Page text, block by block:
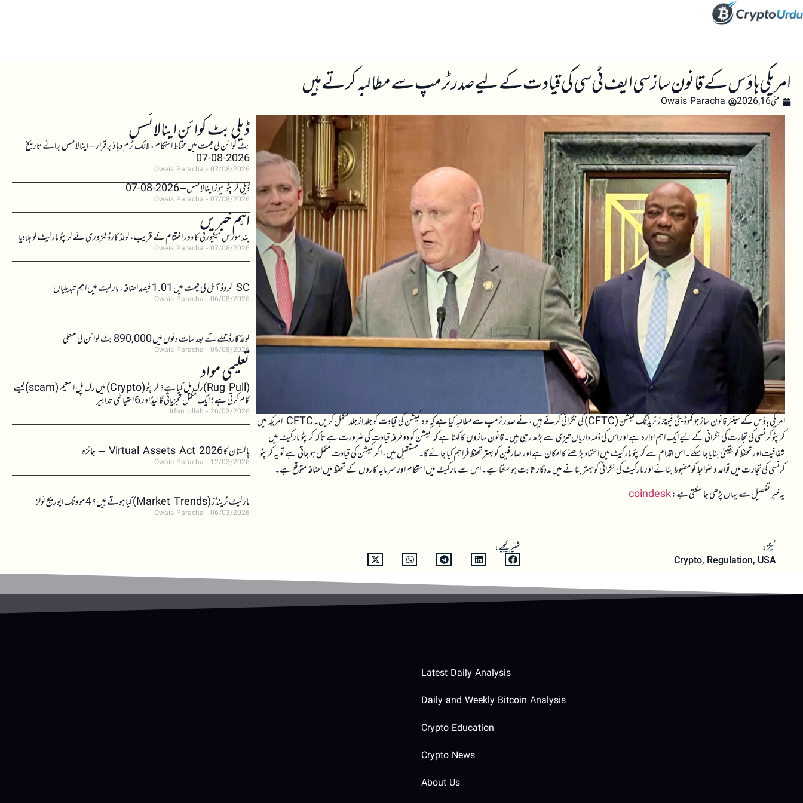
امریکی ہاؤس کے قانون ساز سی ایف ٹی سی کی قیادت کے لیے صدر ٹرمپ سے مطالبہ کرتے ہیں
مئی 16, 2026 Owais Paracha
امریکی ہاؤس کے سینئر قانون ساز جو کموڈیٹی فیوچرز ٹریڈنگ کمیشن (CFTC) کی نگرانی کرتے ہیں، نے صدر ٹرمپ سے مطالبہ کیا ہے کہ وہ کمیشن کی قیادت کو جلد از جلد مکمل کریں۔ CFTC امریکہ میں
کرپٹو کرنسی کی تجارت کی نگرانی کے لیے ایک اہم ادارہ ہے اور اس کی ذمہ داریاں تیزی سے بڑھ رہی ہیں۔ قانون سازوں کا کہنا ہے کہ کمیشن کو دوطرفہ قیادت کی ضرورت ہے تاکہ کرپٹو مارکیٹ میں
شفافیت اور تحفظ کو یقینی بنایا جا سکے۔ اس اقدام سے کرپٹو مارکیٹ میں اعتماد بڑھنے کا امکان ہے اور صارفین کو بہتر تحفظ فراہم کیا جائے گا۔ مستقبل میں، اگر کمیشن کی قیادت مکمل ہو جاتی ہے تو یہ کرپٹو
کرنسی کی تجارت میں قواعد و ضوابط کو مضبوط بنانے اور مارکیٹ کی نگرانی کو بہتر بنانے میں مددگار ثابت ہو سکتا ہے۔ اس سے مارکیٹ میں استحکام اور سرمایہ کاروں کے تحفظ میں اضافہ متوقع ہے۔
یہ خبر تفصیل سے یہاں پڑھی جا سکتی ہے:coindesk
ٹیگز:
Crypto, Regulation, USA
شئیر کیجیے:
ڈیلی بٹ کوائن اینالائسس
بٹ کوائن کی قیمت میں محتاط استحکام، لانگ ٹرم دباؤ برقرار – اینالائسس برائے تاریخ
2026-08-07
Owais Paracha 07/08/2026
ڈیلی کرپٹو نیوز اینالائسس – 2026-08-07
Owais Paracha 07/08/2026
اہم خبریں
بند سورس سیکیورٹی کا دور اختتام کے قریب، کولڈ کارڈ کمزوری نے کرپٹو مارکیٹ کو ہلا دیا
Owais Paracha 07/08/2026
SC کروڈ آئل کی قیمت میں 1.01 فیصد اضافہ، مارکیٹ میں اہم تبدیلیاں
Owais Paracha 06/08/2026
کولڈکارڈ حملے کے بعد سات دنوں میں 890,000 بٹ کوائن کی منتقلی
Owais Paracha 05/08/2026
تعلیمی مواد (Rug Pull)رگ پل کیا ہے؟ کرپٹو (Crypto) میں رگ پل اسکیم (scam)کیسے
کام کرتی ہے؟ ایک مکمل تجزیاتی گائیڈ اور 6 احتیاطی تدابیر
Irfan Ullah 26/03/2026
پاکستان کا Virtual Assets Act 2026 – جائزہ
Owais Paracha 12/03/2026
مارکیٹ ٹرینڈز (Market Trends) کیا ہوتے ہیں؟ 4 موونگ ایوریج ٹولز
Owais Paracha 06/03/2026
Latest Daily Analysis
Daily and Weekly Bitcoin Analysis
Crypto Education
Crypto News
About Us